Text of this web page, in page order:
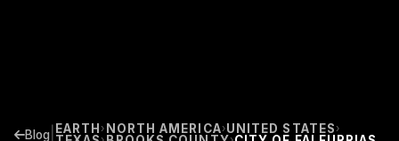
Blog EARTH › NORTH AMERICA›UNITED STATES ›